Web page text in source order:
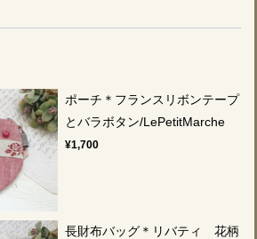
ポーチ＊フランスリボンテープ
とバラボタン/LePetitMarche
¥1,700
長財布バッグ＊リバティ 花柄